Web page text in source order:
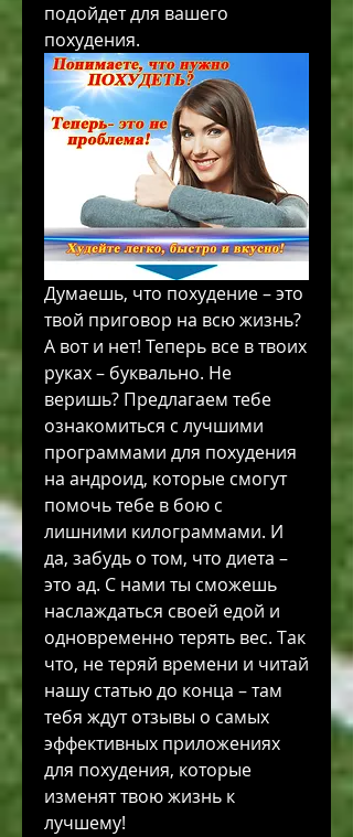
подойдет для вашего
похудения.
Думаешь, что похудение – это
твой приговор на всю жизнь?
А вот и нет! Теперь все в твоих
руках – буквально. Не
веришь? Предлагаем тебе
ознакомиться с лучшими
программами для похудения
на андроид, которые смогут
помочь тебе в бою с
лишними килограммами. И
да, забудь о том, что диета –
это ад. С нами ты сможешь
наслаждаться своей едой и
одновременно терять вес. Так
что, не теряй времени и читай
нашу статью до конца – там
тебя ждут отзывы о самых
эффективных приложениях
для похудения, которые
изменят твою жизнь к
лучшему!